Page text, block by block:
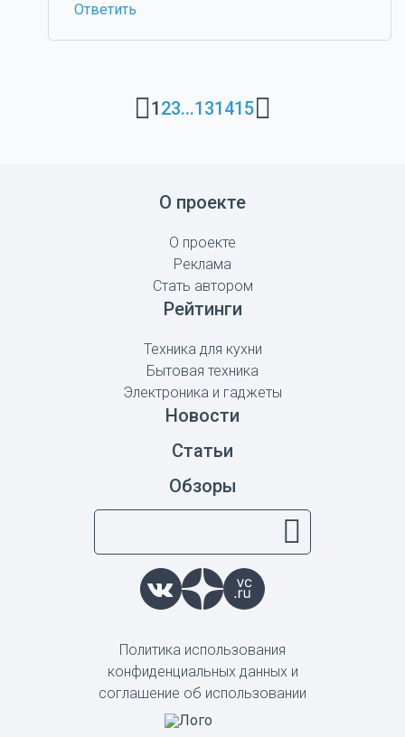
Ответить
123...131415
О проекте
О проекте
Реклама
Стать автором
Рейтинги
Техника для кухни
Бытовая техника
Электроника и гаджеты
Новости
Статьи
Обзоры
Политика использования
конфиденциальных данных и
соглашение об использовании